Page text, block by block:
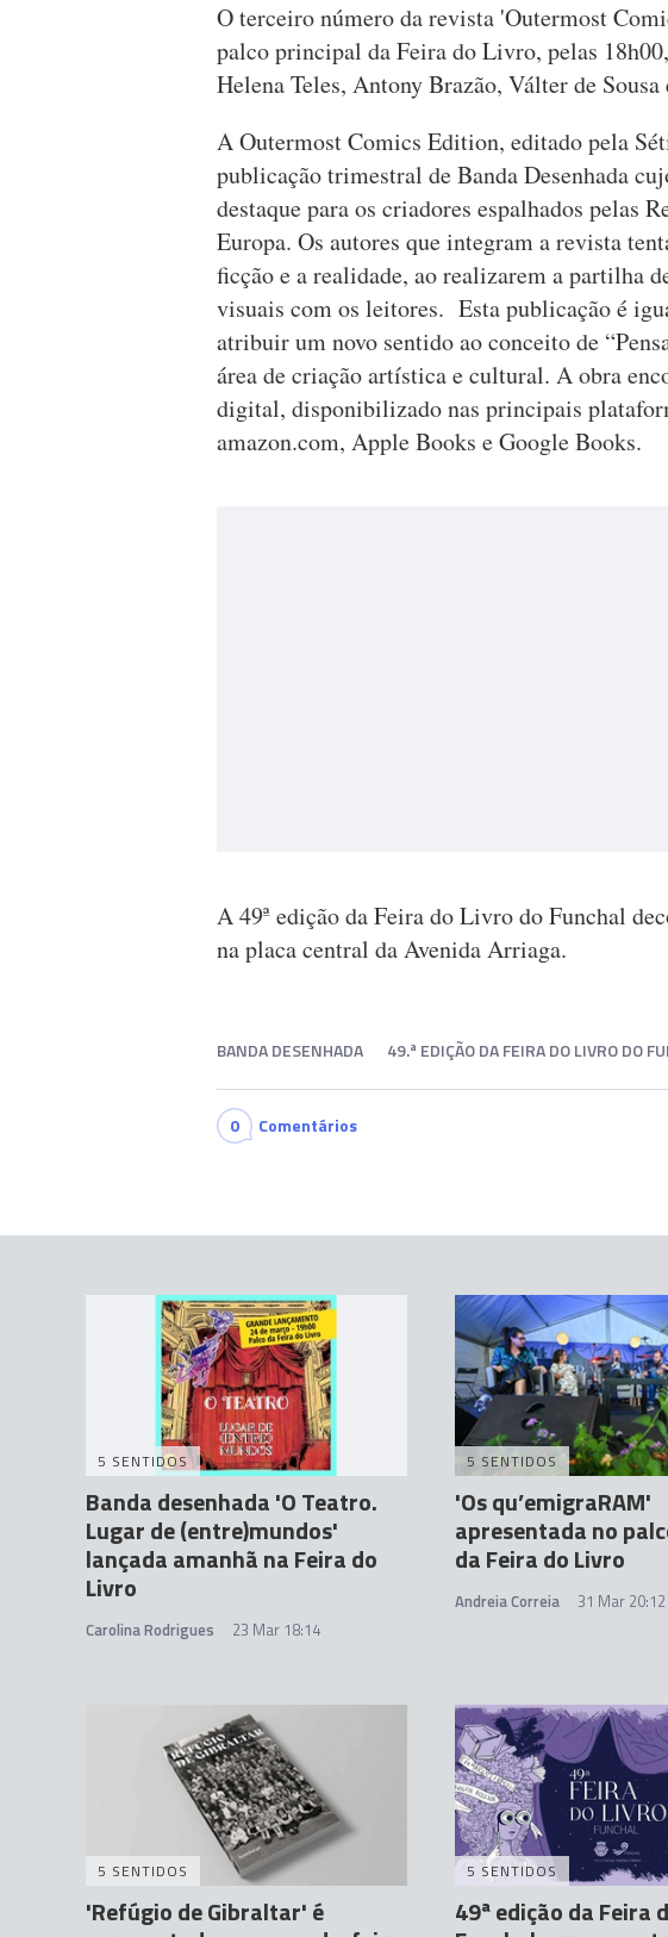
O terceiro número da revista 'Outermost
palco principal da Feira do Livro, pelas
Helena Teles, Antony Brazão, Válter de
A Outermost Comics Edition, editado pela
publicação trimestral de Banda Desenhada
destaque para os criadores espalhados pelas
Europa. Os autores que integram a revista
ficção e a realidade, ao realizarem a partilha
visuais com os leitores. Esta publicação é
atribuir um novo sentido ao conceito de
área de criação artística e cultural. A obra
digital, disponibilizado nas principais
amazon.com, Apple Books e Google Books.
A 49ª edição da Feira do Livro do Funchal
na placa central da Avenida Arriaga.
BANDA DESENHADA 49.ª EDIÇÃO DA FEIRA DO LIVRO DO
0 Comentários
5 SENTIDOS
Banda desenhada 'O Teatro.
Lugar de (entre)mundos'
lançada amanhã na Feira do
Livro
Carolina Rodrigues 23 Mar 18:14
5 SENTIDOS
'Os qu’emigraRAM'
apresentada no
da Feira do Livro
Andreia Correia 31 Mar 20:12
5 SENTIDOS
'Refúgio de Gibraltar' é
5 SENTIDOS
49ª edição da Feira